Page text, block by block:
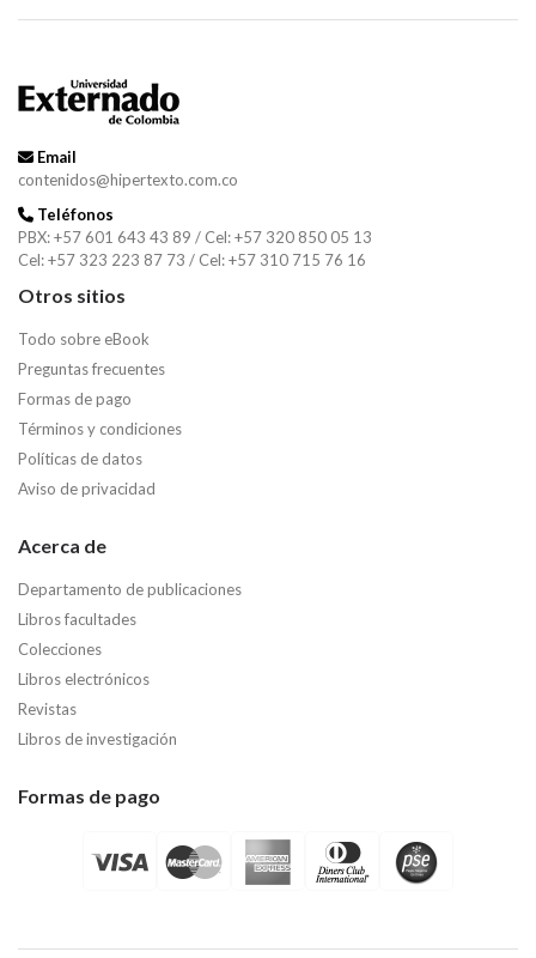
Email
contenidos@hipertexto.com.co
Teléfonos
PBX: +57 601 643 43 89 / Cel: +57 320 850 05 13
Cel: +57 323 223 87 73 / Cel: +57 310 715 76 16
Otros sitios
Todo sobre eBook
Preguntas frecuentes
Formas de pago
Términos y condiciones
Políticas de datos
Aviso de privacidad
Acerca de
Departamento de publicaciones
Libros facultades
Colecciones
Libros electrónicos
Revistas
Libros de investigación
Formas de pago